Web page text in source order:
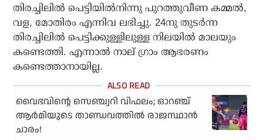
തിരച്ചിലില്‍ പെട്ടിയില്‍നിന്നു പുറത്തുവീണ കമ്മല്‍,
വള, മോതിരം എന്നിവ ലഭിച്ചു. 24നു തുടര്‍ന്ന
തിരച്ചിലില്‍ പെട്ടിക്കുള്ളിലുള്ള നിലയില്‍ മാലയും
കണ്ടെത്തി. എന്നാല്‍ നാല് ഗ്രാം ആഭരണം
കണ്ടെത്താനായില്ല.
വൈഭവിന്റെ സെഞ്ച്വറി വിഫലം; ഓറഞ്ച്
ആര്‍മിയുടെ താണ്ഡവത്തില്‍ രാജസ്ഥാന്‍
ചാരം!